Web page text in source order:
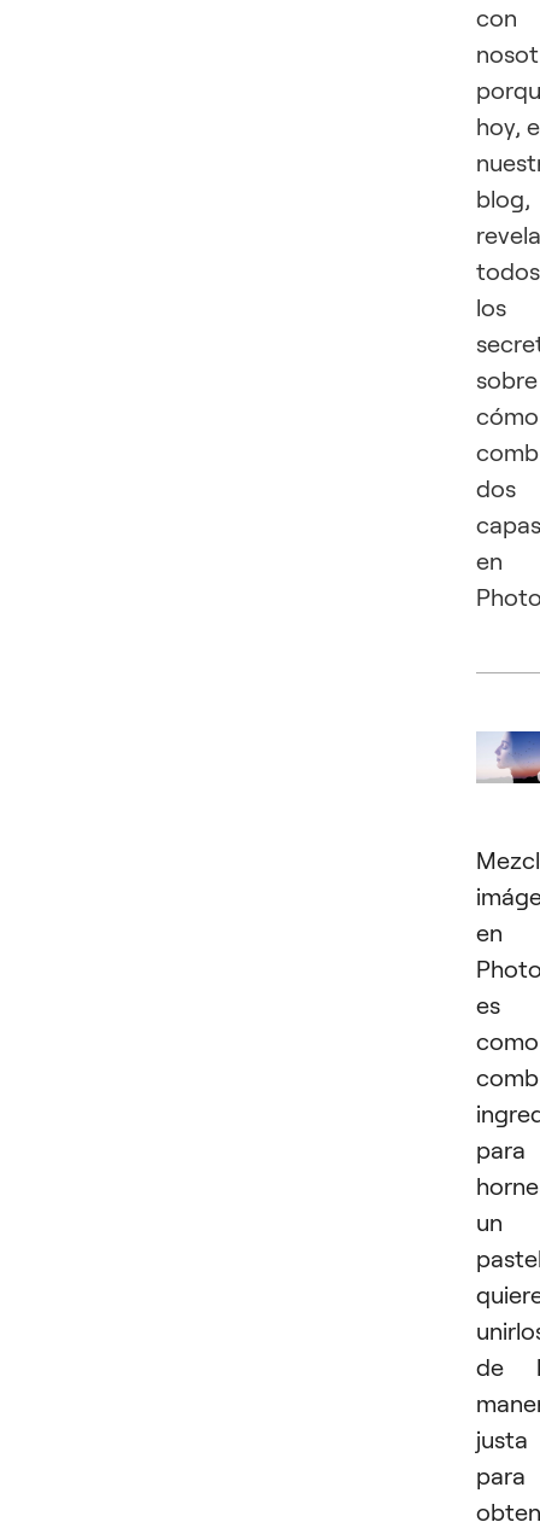
con
hoy,
blog,
todos
los
sobre
cómo
dos
capas
en
en
es
como
para
un
de
justa
para